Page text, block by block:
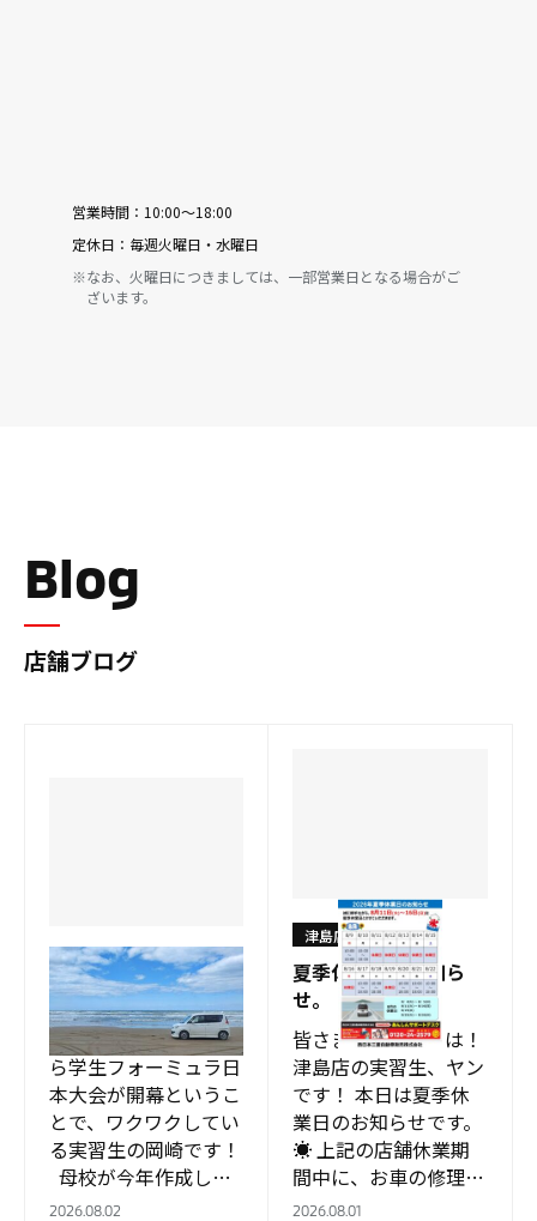
営業時間： 10:00〜18:00
定休日： 毎週火曜日・水曜日
※なお、火曜日につきましては、一部営業日となる場合がご
ざいます。
Blog
店舗ブログ
私の旅日記①
津島店
こんにちは！ 今日か
ら学生フォーミュラ日
本大会が開幕というこ
とで、ワクワクしてい
る実習生の岡崎です！
母校が今年作成した
マシンは、私が卒業直
2026.08.02
夏季休業日のお知ら
せ。
津島店
皆さま、こんにちは！
津島店の実習生、ヤン
です！ 本日は夏季休
業日のお知らせです。
☀️ 上記の店舗休業期
間中に、お車の修理等
で緊急を要する場合に
2026.08.01